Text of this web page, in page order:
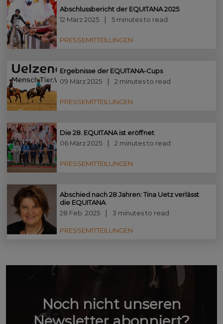
Abschlussbericht der EQUITANA 2025
12 März 2025
5 minutes to read
PRESSEMITTEILUNGEN
Ergebnisse der EQUITANA-Cups
09 März 2025
2 minutes to read
PRESSEMITTEILUNGEN
Die 28. EQUITANA ist eröffnet
06 März 2025
2 minutes to read
PRESSEMITTEILUNGEN
Abschied nach 28 Jahren: Tina Uetz verlässt
die EQUITANA
28 Feb. 2025
3 minutes to read
PRESSEMITTEILUNGEN
Noch nicht unseren